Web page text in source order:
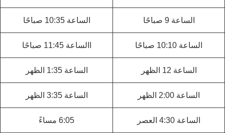
الساعة 9 صباحًا الساعة 10:35 صباحًا
الساعة 10:10 صباحًا االساعة 11:45 صباحًا
الساعة 12 الظهر الساعة 1:35 الظهر
الساعة 2:00 الظهر الساعة 3:35 الظهر
الساعة 4:30 العصر 6:05 مساءً